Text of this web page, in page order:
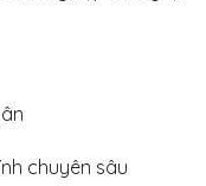
chuyên sâu